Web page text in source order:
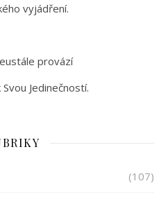
vyjádření.
provází
Jedinečností.
(107)